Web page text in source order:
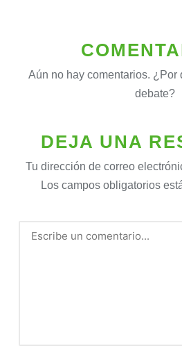
Aún no hay comentarios. ¿Por
debate?
DEJA UNA
Tu dirección de correo
Los campos obligatorios